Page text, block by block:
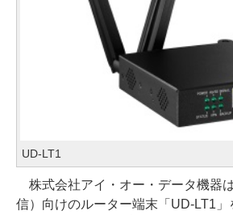
UD-LT1
株式会社アイ・オー・データ機器
信）向けのルーター端末「UD-LT1